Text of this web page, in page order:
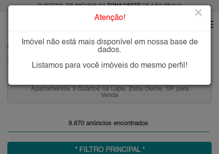
O PORTAL DE IMÓVEIS DAZONA OESTEDE SÃO PAULO
Imóveis à Venda ou para Alugar na Zona Oeste de São Paulo
na Lapa, Zona Oeste, SP para
Aluguel de Aptos 2
9.670 anúncios encontrados
* FILTRO PRINCIPAL *
Atenção! ×
Imóvel não está mais disponível em nossa base de
dados.
Listamos para você imóveis do mesmo perfil!